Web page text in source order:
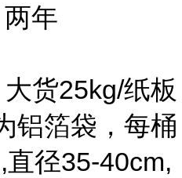
两年
货25kg/纸板
铝箔袋，每桶
径35-40cm,